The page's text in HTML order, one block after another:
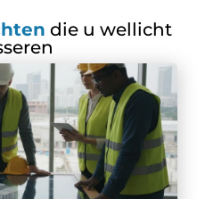
die u wellicht